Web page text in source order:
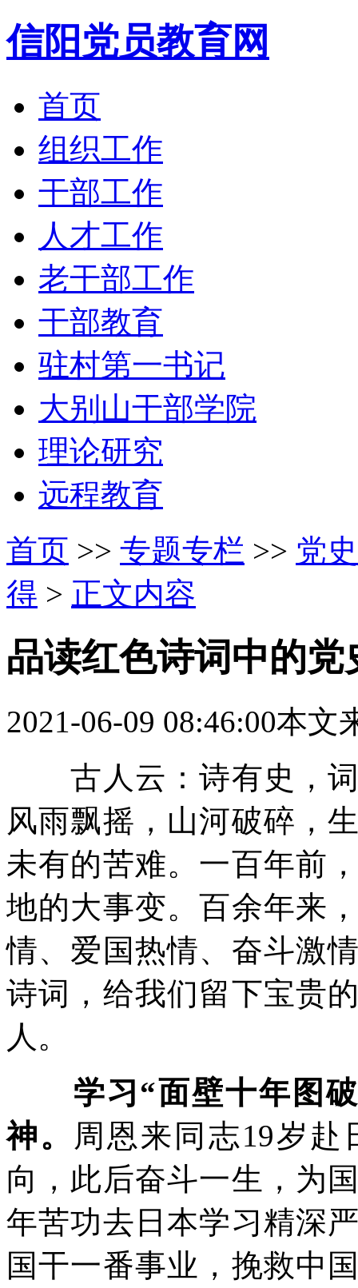
信阳党员教育网
首页
组织工作
干部工作
人才工作
老干部工作
干部教育
驻村第一书记
大别山干部学院
理论研究
远程教育
首页 >> 专题专栏 >> 党
得 > 正文内容
品读红色诗词中的党
2021-06-09 08:46:00本文
古人云：诗有史，词
风雨飘摇，山河破碎，
未有的苦难。一百年前
地的大事变。百余年来
情、爱国热情、奋斗激
诗词，给我们留下宝贵
人。
学习“面壁十年图
神。 周恩来同志19岁赴
向，此后奋斗一生，为
年苦功去日本学习精深
国干一番事业，挽救中